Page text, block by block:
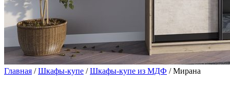
Главная /Шкафы-купе /Шкафы-купе из МДФ / Мирана